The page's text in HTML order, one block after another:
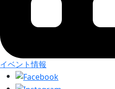
イベント情報